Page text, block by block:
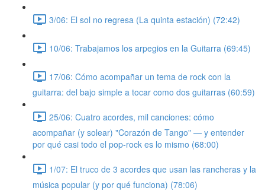
3/06: El sol no regresa (La quinta estación) (72:42)
10/06: Trabajamos los arpegios en la Guitarra (69:45)
17/06: Cómo acompañar un tema de rock con la
guitarra: del bajo simple a tocar como dos guitarras (60:59)
25/06: Cuatro acordes, mil canciones: cómo
acompañar (y solear) "Corazón de Tango" — y entender
por qué casi todo el pop-rock es lo mismo (68:00)
1/07: El truco de 3 acordes que usan las rancheras y la
música popular (y por qué funciona) (78:06)